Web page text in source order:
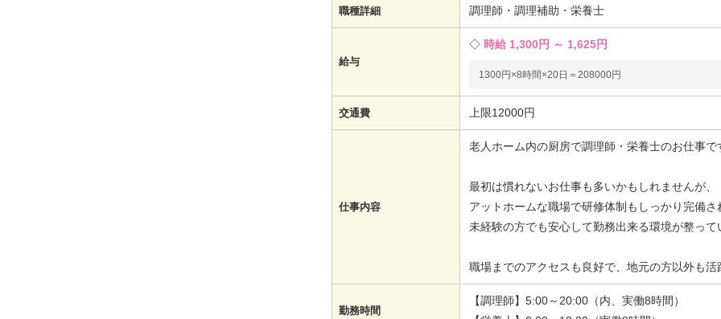
職種詳細 調理師・調理補助・栄養士
給与
時給 1,300円 ～ 1,625円
1300円×8時間×20日＝208000円
交通費 上限12000円
仕事内容
老人ホーム内の厨房で調理師・栄養士のお仕事で
最初は慣れないお仕事も多いかもしれませんが、
アットホームな職場で研修体制もしっかり完備
未経験の方でも安心して勤務出来る環境が整って
職場までのアクセスも良好で、地元の方以外も
勤務時間
【調理師】5:00～20:00（内、実働8時間）